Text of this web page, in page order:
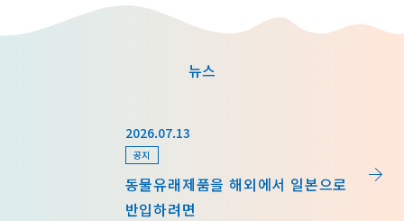
뉴스
동물유래제품을 해외에서 일본으로
반입하려면
2026.07.13
공지